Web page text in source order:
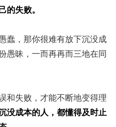
的失败。
蠢，那你很难有放下沉没成
愚昧，一而再再而三地在同
和失败，才能不断地变得理
没成本的人，都懂得及时止